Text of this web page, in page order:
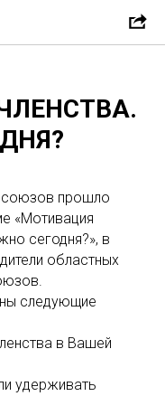
прошло
«Мотивация
сегодня?», в
областных
следующие
в Вашей
удерживать